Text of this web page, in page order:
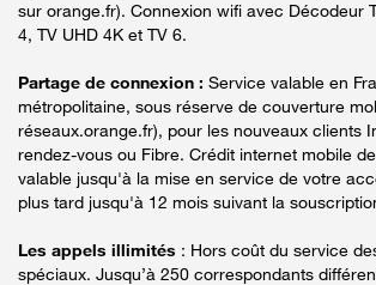
sur orange.fr). Connexion wifi avec Décodeur
4, TV UHD 4K et TV 6.
Partage de connexion : Service valable en
métropolitaine, sous réserve de couverture
réseaux.orange.fr), pour les nouveaux clients
rendez-vous ou Fibre. Crédit internet mobile
valable jusqu'à la mise en service de votre
plus tard jusqu'à 12 mois suivant la
Les appels illimités : Hors coût du service
spéciaux. Jusqu’à 250 correspondants